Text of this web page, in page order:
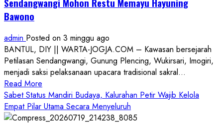
Bawono
admin Posted on 3 minggu ago
BANTUL, DIY || WARTA-JOGJA.COM – Kawasan bersejarah
Petilasan Sendangwangi, Gunung Plencing, Wukirsari, Imogiri,
menjadi saksi pelaksanaan upacara tradisional sakral...
Read More
more
about
Dihadiri
Sabet Status Mandiri Budaya, Kalurahan Petir Wajib Kelola
Empat Pilar Utama Secara Menyeluruh